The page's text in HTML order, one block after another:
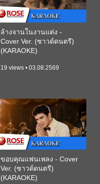
ล้างจานในงานแต่ง -
Cover Ver. (ซาวด์ดนตรี)
(KARAOKE)
19 views • 03.08.2569
ขอบคุณแฟนเพลง - Cover
Ver. (ซาวด์ดนตรี)
(KARAOKE)